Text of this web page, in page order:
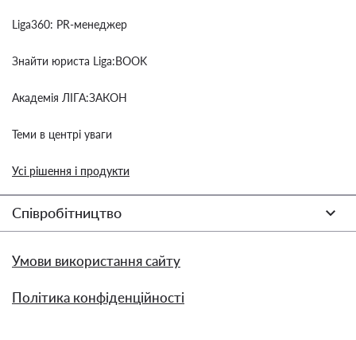
Liga360: PR-менеджер
Знайти юриста Liga:BOOK
Академія ЛІГА:ЗАКОН
Теми в центрі уваги
Усі рішення і продукти
Співробітництво
Умови використання сайту
Політика конфіденційності